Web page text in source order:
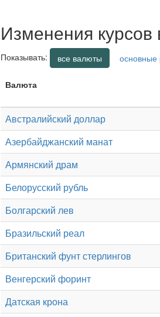
Изменения курсов
Показывать: все валюты основные
Валюта
Австралийский доллар
Азербайджанский манат
Армянский драм
Белорусский рубль
Болгарский лев
Бразильский реал
Британский фунт стерлингов
Венгерский форинт
Датская крона